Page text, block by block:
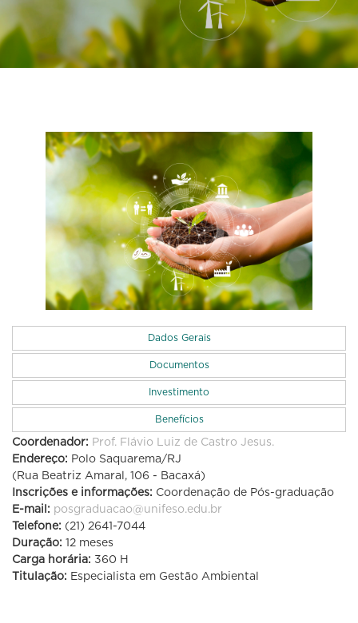
Dados Gerais
Documentos
Investimento
Benefícios
Coordenador: Prof. Flávio Luiz de Castro Jesus.
Endereço: Polo Saquarema/RJ
(Rua Beatriz Amaral, 106 - Bacaxá)
Inscrições e informações: Coordenação de Pós-graduação
E-mail: posgraduacao@unifeso.edu.br
Telefone: (21) 2641-7044
Duração: 12 meses
Carga horária: 360 H
Titulação: Especialista em Gestão Ambiental